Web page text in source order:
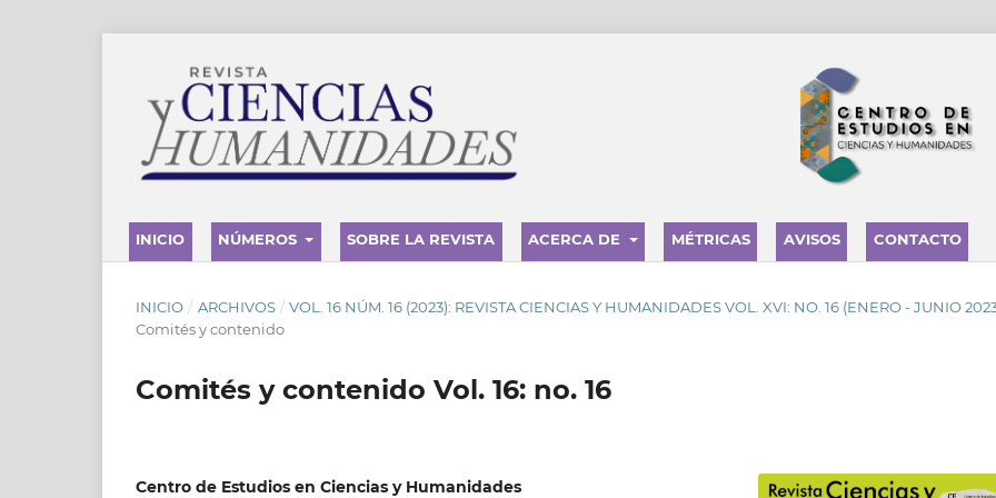
INICIO NÚMEROS SOBRE LA REVISTA ACERCA DE MÉTRICAS AVISOS CONTACTO
INICIO / ARCHIVOS / VOL. 16 NÚM. 16 (2023): REVISTA CIENCIAS Y HUMANIDADES VOL. XVI: NO. 16 (ENERO - JUNIO
Comités y contenido
Comités y contenido Vol. 16: no. 16
Centro de Estudios en Ciencias y Humanidades